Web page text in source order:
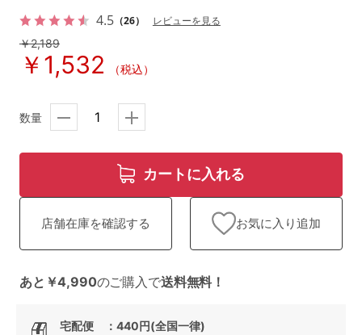
ランキング
WEB限定アイテム
4.5（26）
レビューを見る
￥2,189
￥1,532 （税込）
数量
カートに入れる
店舗在庫を確認する お気に入り追加
あと￥4,990のご購入で送料無料！
宅配便 ：440円(全国一律)